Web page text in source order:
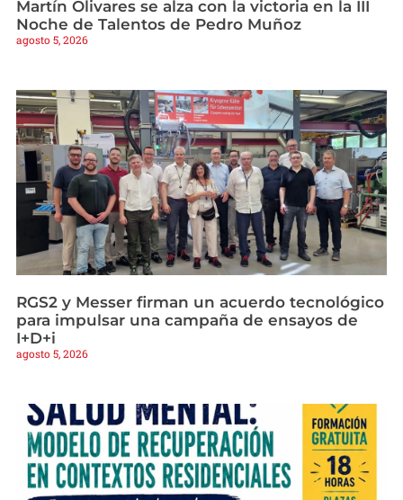
Martín Olivares se alza con la victoria en la III
Noche de Talentos de Pedro Muñoz
agosto 5, 2026
RGS2 y Messer firman un acuerdo tecnológico
para impulsar una campaña de ensayos de
I+D+i
agosto 5, 2026